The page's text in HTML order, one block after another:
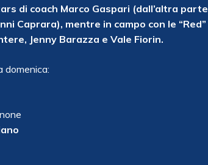
di coach Marco Gaspari (dall’altra parte
Caprara), mentre in campo con le “Red”
Jenny Barazza e Vale Fiorin.
domenica: